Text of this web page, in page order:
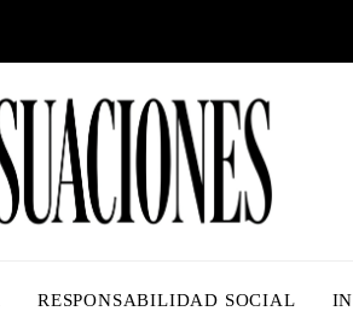
RESPONSABILIDAD SOCIAL